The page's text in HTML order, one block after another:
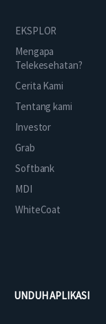
EKSPLOR
Mengapa
Telekesehatan?
Cerita Kami
Tentang kami
Investor
Grab
Softbank
MDI
WhiteCoat
UNDUH APLIKASI